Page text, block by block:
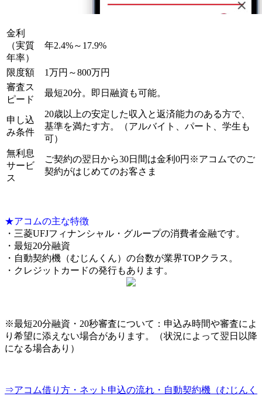
金利
（実質
年率）
年2.4%～17.9%
限度額
1万円～800万円
審査ス
ピード
最短20分。即日融資も可能。
申し込
み条件
20歳以上の安定した収入と返済能力のある方で、
基準を満たす方。（アルバイト、パート、学生も
可）
無利息
サービ
ス
ご契約の翌日から30日間は金利0円※アコムでのご
契約がはじめてのお客さま
★アコムの主な特徴
・三菱UFJフィナンシャル・グループの消費者金融です。
・最短20分融資
・自動契約機（むじんくん）の台数が業界TOPクラス。
・クレジットカードの発行もあります。
※最短20分融資・20秒審査について：申込み時間や審査によ
り希望に添えない場合があります。（状況によって翌日以降
になる場合あり）
⇒アコム借り方・ネット申込の流れ・自動契約機（むじんく